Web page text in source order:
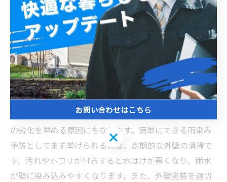
塗装の専門業者に相談し、最適な防止策を検討すること
をおすすめします。
簡単にできる雨染み予防！日常でできるケア方法と
は？
外壁にできる雨染みは、美観を損なうだけでなく、建物
の劣化を早める原因にもなります。簡単にできる雨染み
予防としてまず挙げられるのは、定期的な外壁の清掃で
す。汚れやホコリが付着すると水はけが悪くなり、雨水
が壁に染み込みやすくなります。また、外壁塗装を適切
お問い合わせはこちら
お問い合わせはこちら